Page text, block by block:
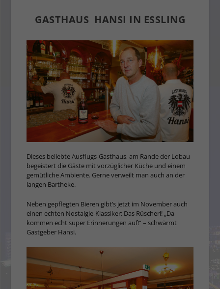
GASTHAUS HANSI IN ESSLING
Dieses beliebte Ausflugs-Gasthaus, am Rande der Lobau
begeistert die Gäste mit vorzüglicher Küche und einem
gemütliche Ambiente. Gerne verweilt man auch an der
langen Bartheke.
Neben gepflegten Bieren gibt’s jetzt im November auch
einen echten Nostalgie-Klassiker: Das Rüscherl! „Da
kommen echt super Erinnerungen auf!“ – schwärmt
Gastgeber Hansi.